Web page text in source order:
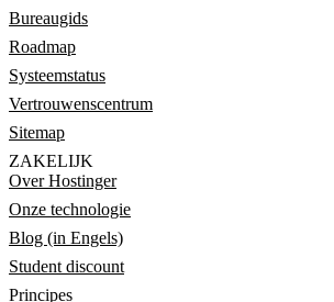
Bureaugids
Roadmap
Systeemstatus
Vertrouwenscentrum
Sitemap
ZAKELIJK
Over Hostinger
Onze technologie
Blog (in Engels)
Student discount
Principes